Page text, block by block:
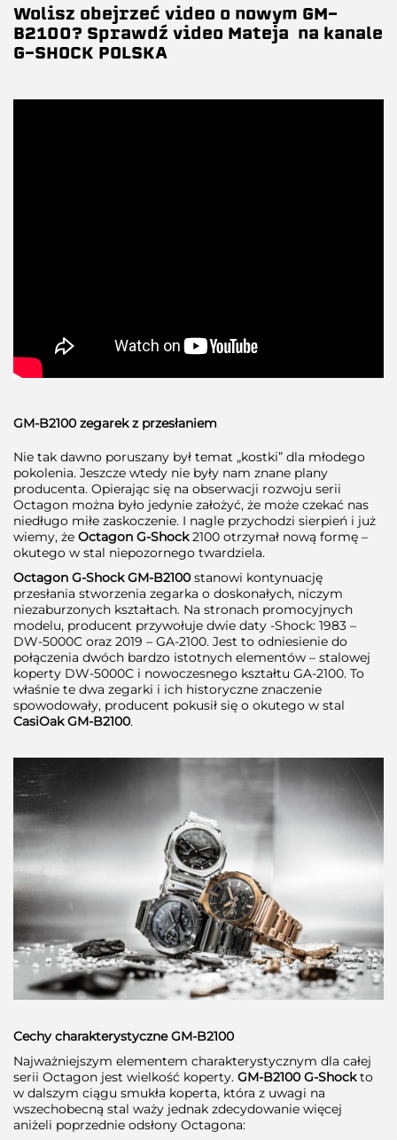
Wolisz obejrzeć video o nowym GM-
B2100? Sprawdź video Mateja na kanale
G-SHOCK POLSKA
GM-B2100 zegarek z przesłaniem
Nie tak dawno poruszany był temat „kostki” dla młodego
pokolenia. Jeszcze wtedy nie były nam znane plany
producenta. Opierając się na obserwacji rozwoju serii
Octagon można było jedynie założyć, że może czekać nas
niedługo miłe zaskoczenie. I nagle przychodzi sierpień i już
wiemy, że Octagon G-Shock2100 otrzymał nową formę –
okutego w stal niepozornego twardziela.
Octagon G-Shock GM-B2100 stanowi kontynuację
przesłania stworzenia zegarka o doskonałych, niczym
niezaburzonych kształtach. Na stronach promocyjnych
modelu, producent przywołuje dwie daty -Shock: 1983 –
DW-5000C oraz 2019 – GA-2100. Jest to odniesienie do
połączenia dwóch bardzo istotnych elementów – stalowej
koperty DW-5000C i nowoczesnego kształtu GA-2100. To
właśnie te dwa zegarki i ich historyczne znaczenie
spowodowały, producent pokusił się o okutego w stal
CasiOak GM-B2100.
Cechy charakterystyczne GM-B2100
Najważniejszym elementem charakterystycznym dla całej
serii Octagon jest wielkość koperty. GM-B2100 G-Shockto
w dalszym ciągu smukła koperta, która z uwagi na
wszechobecną stal waży jednak zdecydowanie więcej
aniżeli poprzednie odsłony Octagona: